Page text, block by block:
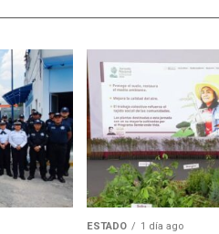
ESTADO 1 día ago